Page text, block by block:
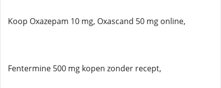
Koop Oxazepam 10 mg, Oxascand 50 mg online,
Fentermine 500 mg kopen zonder recept,